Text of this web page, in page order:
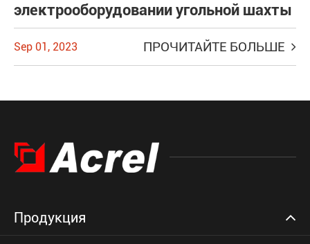
электрооборудовании угольной шахты
Sep 01, 2023 ПРОЧИТАЙТЕ БОЛЬШЕ
Продукция